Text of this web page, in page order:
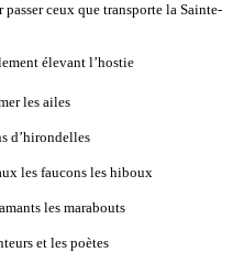
ceux que transporte la Sainte-
élevant l’hostie
les ailes
d’hirondelles
les faucons les hiboux
les marabouts
et les poètes